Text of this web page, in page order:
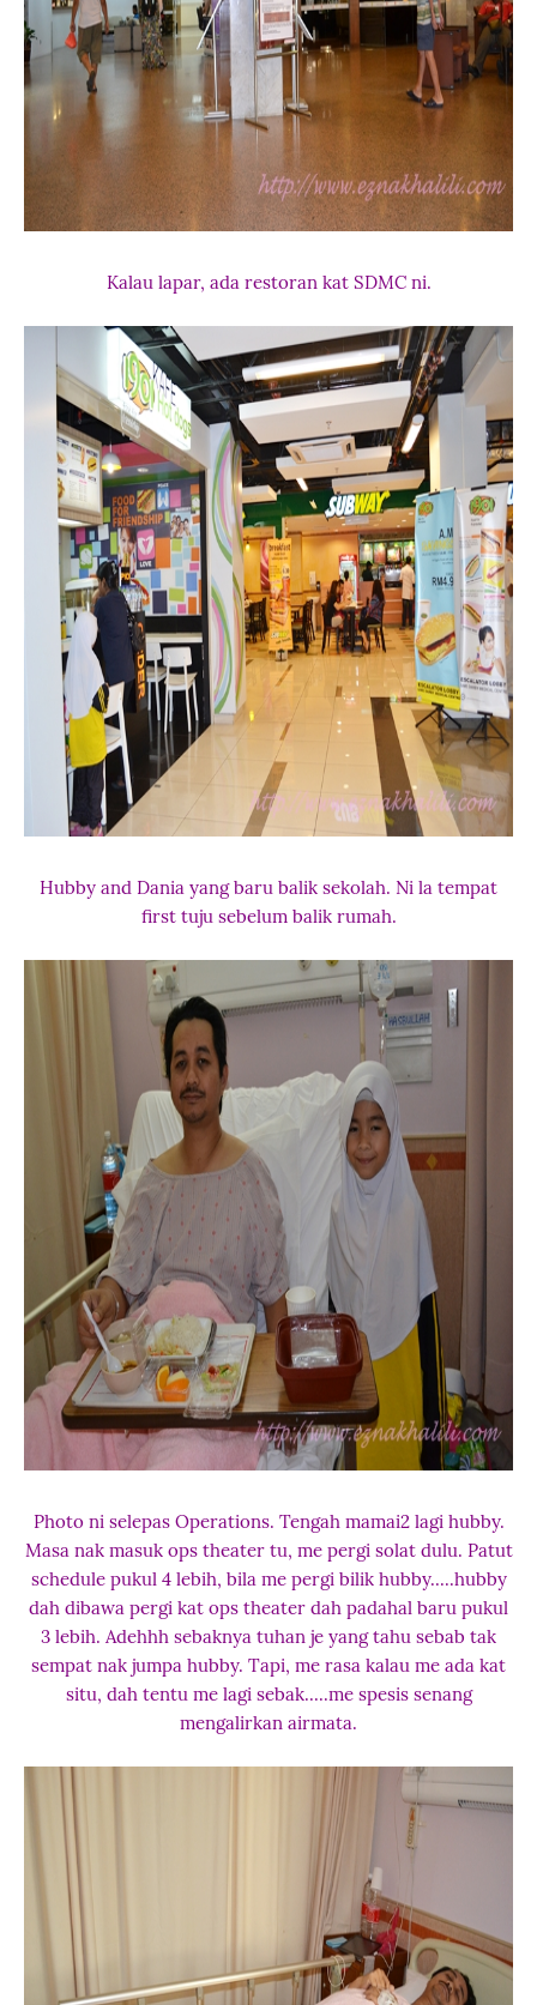
Kalau lapar, ada restoran kat SDMC ni.
Hubby and Dania yang baru balik sekolah. Ni la tempat
first tuju sebelum balik rumah.
Photo ni selepas Operations. Tengah mamai2 lagi hubby.
Masa nak masuk ops theater tu, me pergi solat dulu. Patut
schedule pukul 4 lebih, bila me pergi bilik hubby.....hubby
dah dibawa pergi kat ops theater dah padahal baru pukul
3 lebih. Adehhh sebaknya tuhan je yang tahu sebab tak
sempat nak jumpa hubby. Tapi, me rasa kalau me ada kat
situ, dah tentu me lagi sebak.....me spesis senang
mengalirkan airmata.